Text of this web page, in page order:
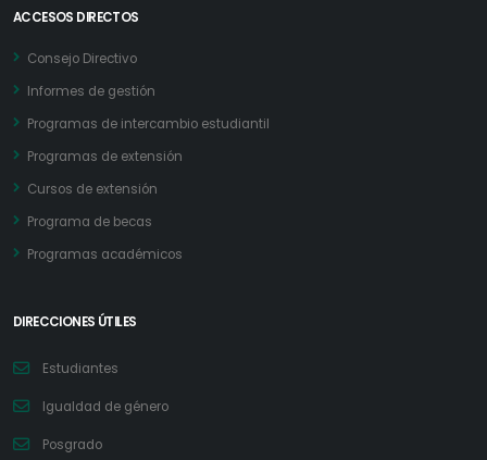
ACCESOS DIRECTOS
Consejo Directivo
Informes de gestión
Programas de intercambio estudiantil
Programas de extensión
Cursos de extensión
Programa de becas
Programas académicos
DIRECCIONES ÚTILES
Estudiantes
Igualdad de género
Posgrado